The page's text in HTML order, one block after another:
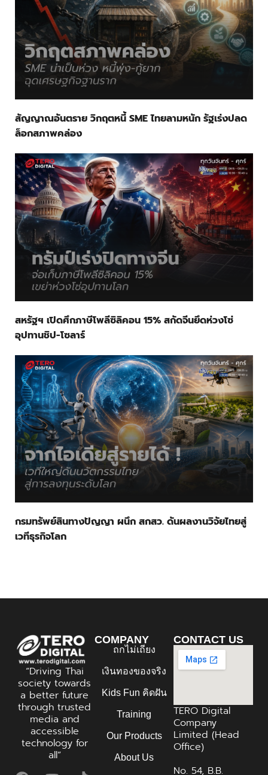
สัญญาณอันตราย วิกฤตหนี้ SME ไทยลามหนัก รัฐเร่งปลด
ล็อกสภาพคล่อง
สหรัฐฯ เปิดศึกภาษีโพลีซิลิคอน 15% สกัดจีนยึดห่วงโซ่
อุปทานชิป-โซลาร์
กรมทรัพย์สินทางปัญญา ผนึก สกสว. ดันผลงานวิจัยไทยสู่
เวทีธุรกิจโลก
“Driving Thai
society towards
a better future
through trusted
media and
accessible
technology for
all”
COMPANY
ถกไม่เถียง
เงินทองของจริง
Kids Fun คิดฝัน
Training
Our Products
About Us
CONTACT US
TERO Digital
Company
Limited (Head
Office)
No. 54, B.B.